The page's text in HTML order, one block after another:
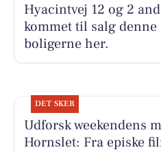
Hyacintvej 12 og 2
kommet til salg
boligerne her.
DET SKER
Udforsk weekendens
Hornslet: Fra episke